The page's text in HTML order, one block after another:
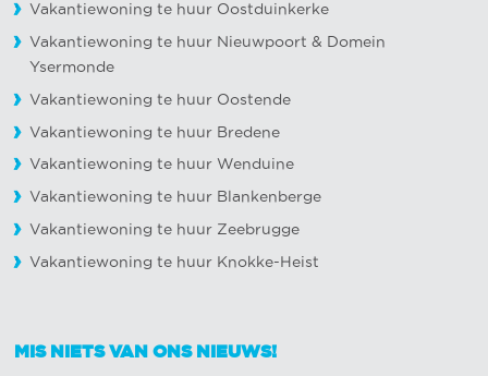
Vakantiewoning te huur Oostduinkerke
Vakantiewoning te huur Nieuwpoort & Domein
Ysermonde
Vakantiewoning te huur Oostende
Vakantiewoning te huur Bredene
Vakantiewoning te huur Wenduine
Vakantiewoning te huur Blankenberge
Vakantiewoning te huur Zeebrugge
Vakantiewoning te huur Knokke-Heist
MIS NIETS VAN ONS NIEUWS!